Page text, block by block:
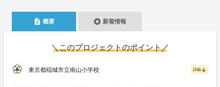
description 概要 stars 新着情報
＼このプロジェクトのポイント／
東京都稲城市立南山小学校 詳細 arrow_downward